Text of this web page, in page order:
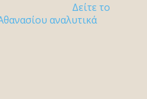
Δείτε το
αναλυτικά